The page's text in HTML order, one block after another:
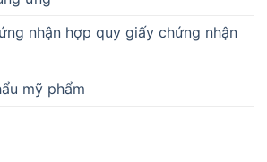
nhận hợp quy giấy chứng nhận
mỹ phẩm